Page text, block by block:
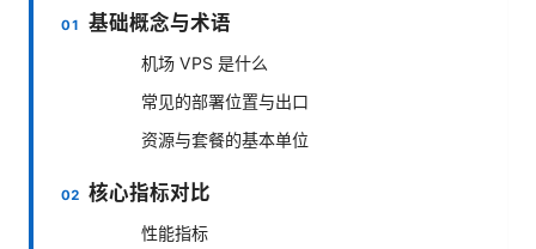
基础概念与术语
机场 VPS 是什么
常见的部署位置与出口
资源与套餐的基本单位
核心指标对比
性能指标